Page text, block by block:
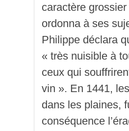
caractère
ordonna à ses
Philippe déclara
« très nuisible à
ceux qui
vin ». En 1441,
dans les plaines,
conséquence